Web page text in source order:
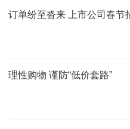
订单纷至沓来 上市公司春节
理性购物 谨防“低价套路”